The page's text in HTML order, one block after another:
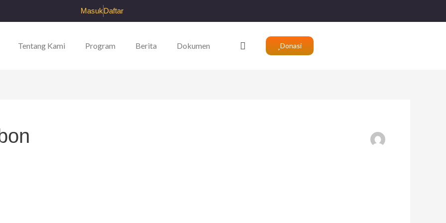
MasukDaftar
Tentang Kami Program Berita Dokumen SearchDonasi